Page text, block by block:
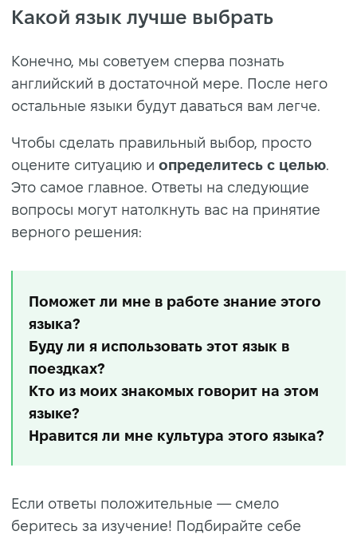
Какой язык лучше выбрать
Конечно, мы советуем сперва познать
английский в достаточной мере. После него
остальные языки будут даваться вам легче.
Чтобы сделать правильный выбор, просто
оцените ситуацию и определитесь с целью.
Это самое главное. Ответы на следующие
вопросы могут натолкнуть вас на принятие
верного решения:
Поможет ли мне в работе знание этого
языка?
Буду ли я использовать этот язык в
поездках?
Кто из моих знакомых говорит на этом
языке?
Нравится ли мне культура этого языка?
Если ответы положительные — смело
беритесь за изучение! Подбирайте себе